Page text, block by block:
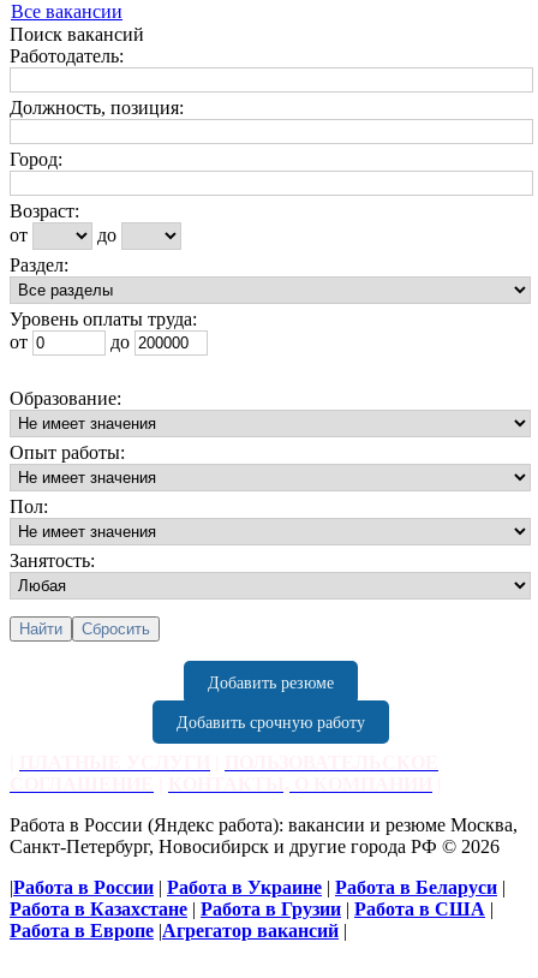
Все вакансии
Поиск вакансий
Работодатель:
Должность, позиция:
Город:
Возраст:
от
до
Раздел:
Уровень оплаты труда:
от
до
Образование:
Опыт работы:
Пол:
Занятость:
Добавить резюме
Добавить срочную работу
Работа в России (Яндекс работа): вакансии и резюме Москва,
Санкт-Петербург, Новосибирск и другие города РФ © 2026
|Работа в России | Работа в Украине | Работа в Беларуси |
Работа в Казахстане | Работа в Грузии | Работа в США |
Работа в Европе |Агрегатор вакансий |